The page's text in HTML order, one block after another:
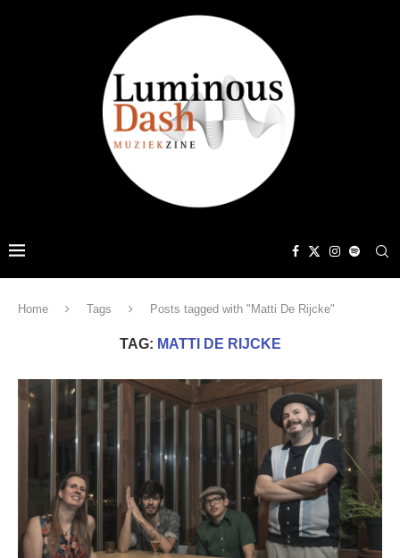
Home Tags Posts tagged with "Matti De Rijcke"
TAG: MATTI DE RIJCKE